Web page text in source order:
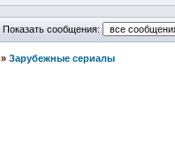
Показать сообщения:
» Зарубежные сериалы